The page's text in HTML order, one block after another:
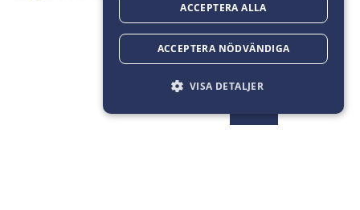
ACCEPTERA ALLA
ACCEPTERA NÖDVÄNDIGA
VISA DETALJER